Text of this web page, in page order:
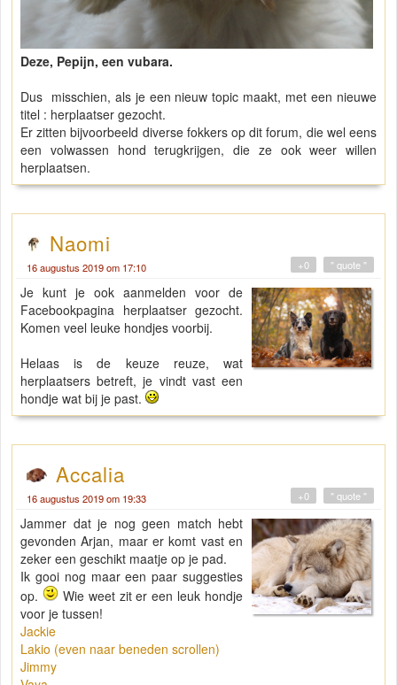
Deze, Pepijn, een vubara.
Dus misschien, als je een nieuw topic maakt, met een nieuwe
titel : herplaatser gezocht.
Er zitten bijvoorbeeld diverse fokkers op dit forum, die wel eens
een volwassen hond terugkrijgen, die ze ook weer willen
herplaatsen.
Naomi
16 augustus 2019 om 17:10 " quote "
+0
Je kunt je ook aanmelden voor de
Facebookpagina herplaatser gezocht.
Komen veel leuke hondjes voorbij.
Helaas is de keuze reuze, wat
herplaatsers betreft, je vindt vast een
hondje wat bij je past.
Accalia
16 augustus 2019 om 19:33 " quote "
+0
Jammer dat je nog geen match hebt
gevonden Arjan, maar er komt vast en
zeker een geschikt maatje op je pad.
Ik gooi nog maar een paar suggesties
op.
Wie weet zit er een leuk hondje
voor je tussen!
Jackie
Lakio (even naar beneden scrollen)
Jimmy